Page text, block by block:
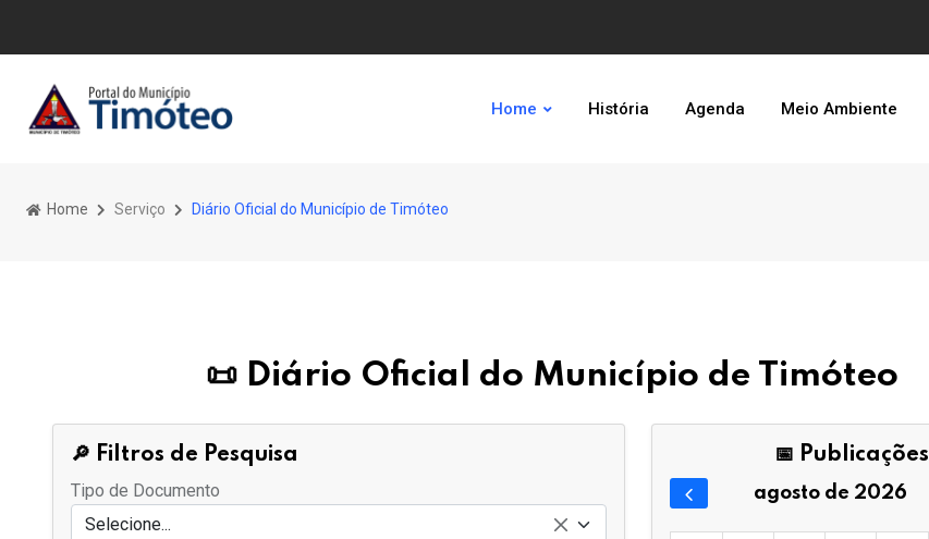
Home História Agenda Meio Ambiente
Home Serviço Diário Oficial do Município de Timóteo
📜 Diário Oficial do Município de Timóteo
🔎 Filtros de Pesquisa
Tipo de Documento
Selecione...
📅 Publicações
agosto de 2026